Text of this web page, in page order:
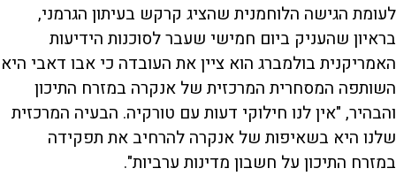
לעומת הגישה הלוחמנית שהציג קרקש בעיתון הגרמני,
בראיון שהעניק ביום חמישי שעבר לסוכנות הידיעות
האמריקנית בולמברג הוא ציין את העובדה כי אבו דאבי היא
השותפה המסחרית המרכזית של אנקרה במזרח התיכון
והבהיר, "אין לנו חילוקי דעות עם טורקיה. הבעיה המרכזית
שלנו היא בשאיפות של אנקרה להרחיב את תפקידה
במזרח התיכון על חשבון מדינות ערביות".